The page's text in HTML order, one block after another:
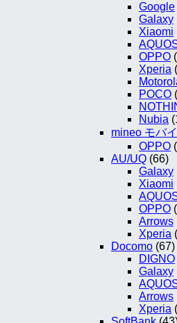
Google
Galaxy
Xiaomi
OPPO
Xperia
POCO
Nubia
mineo モバ
OPPO
AU/UQ (66)
Galaxy
Xiaomi
OPPO
Arrows
Xperia
Docomo (67)
DIGNO
Galaxy
Arrows
Xperia